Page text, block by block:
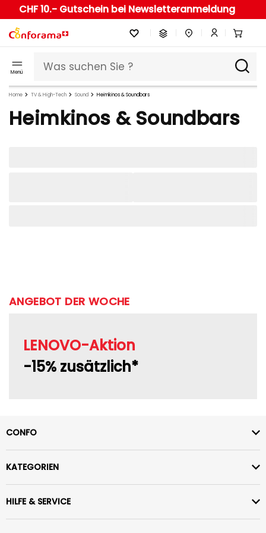
CHF 10.- Gutschein bei Newsletteranmeldung
Menü
Home TV & High-Tech Sound Heimkinos & Soundbars
Heimkinos & Soundbars
ANGEBOT DER WOCHE
LENOVO-Aktion
-15% zusätzlich*
CONFO
KATEGORIEN
HILFE & SERVICE